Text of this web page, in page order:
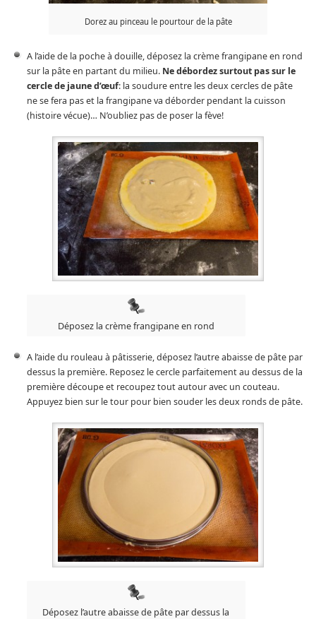
Dorez au pinceau le pourtour de la pâte
A l’aide de la poche à douille, déposez la crème frangipane en rond
sur la pâte en partant du milieu. Ne débordez surtout pas sur le
cercle de jaune d’œuf: la soudure entre les deux cercles de pâte
ne se fera pas et la frangipane va déborder pendant la cuisson
(histoire vécue)… N’oubliez pas de poser la fève!
Déposez la crème frangipane en rond
A l’aide du rouleau à pâtisserie, déposez l’autre abaisse de pâte par
dessus la première. Reposez le cercle parfaitement au dessus de la
première découpe et recoupez tout autour avec un couteau.
Appuyez bien sur le tour pour bien souder les deux ronds de pâte.
Déposez l’autre abaisse de pâte par dessus la